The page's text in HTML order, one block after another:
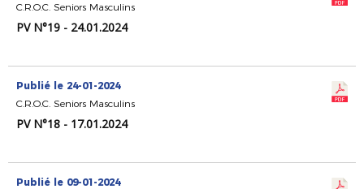
C.R.O.C. Seniors Masculins
PV N°19 - 24.01.2024
Publié le 24-01-2024
C.R.O.C. Seniors Masculins
PV N°18 - 17.01.2024
Publié le 09-01-2024